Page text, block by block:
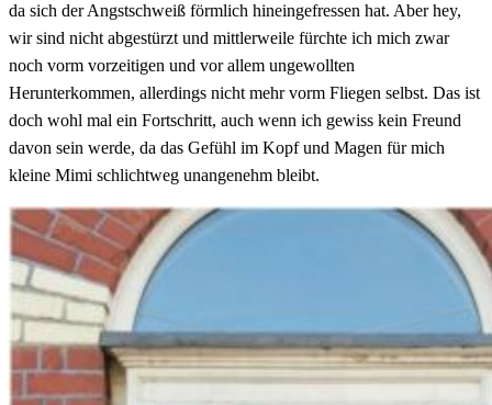
da sich der Angstschweiß förmlich hineingefressen hat. Aber hey,
wir sind nicht abgestürzt und mittlerweile fürchte ich mich zwar
noch vorm vorzeitigen und vor allem ungewollten
Herunterkommen, allerdings nicht mehr vorm Fliegen selbst. Das ist
doch wohl mal ein Fortschritt, auch wenn ich gewiss kein Freund
davon sein werde, da das Gefühl im Kopf und Magen für mich
kleine Mimi schlichtweg unangenehm bleibt.